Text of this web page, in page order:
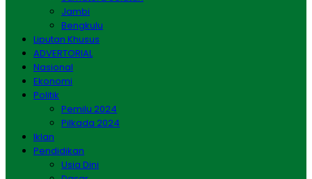
Jambi
Bengkulu
Liputan Khusus
ADVERTORIAL
Nasional
Ekonomi
Politik
Pemilu 2024
Pilkada 2024
Iklan
Pendidikan
Usia Dini